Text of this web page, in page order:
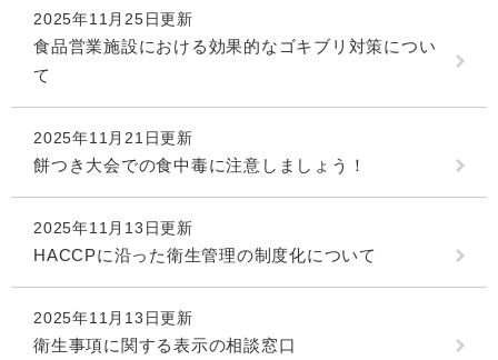
2025年11月25日更新
食品営業施設における効果的なゴキブリ対策につい
て
2025年11月21日更新
餅つき大会での食中毒に注意しましょう！
2025年11月13日更新
HACCPに沿った衛生管理の制度化について
2025年11月13日更新
衛生事項に関する表示の相談窓口